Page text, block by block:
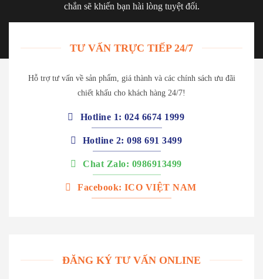
chắn sẽ khiến bạn hài lòng tuyệt đối.
TƯ VẤN TRỰC TIẾP 24/7
Hỗ trợ tư vấn về sản phẩm, giá thành và các chính sách ưu đãi
chiết khấu cho khách hàng 24/7!
Hotline 1: 024 6674 1999
Hotline 2: 098 691 3499
Chat Zalo: 0986913499
Facebook: ICO VIỆT NAM
ĐĂNG KÝ TƯ VẤN ONLINE